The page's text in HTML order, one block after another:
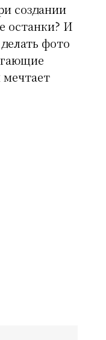
создании
останки? И
фото